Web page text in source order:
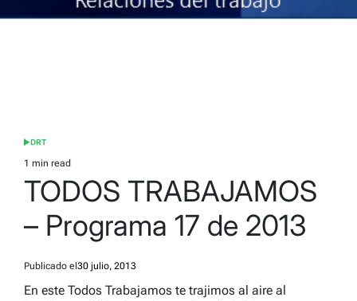
POSTED
IN
DRT
Estimated
read
time
1 min read
TODOS TRABAJAMOS
– Programa 17 de 2013
Publicado el 30 julio, 2013
En este Todos Trabajamos te trajimos al aire al